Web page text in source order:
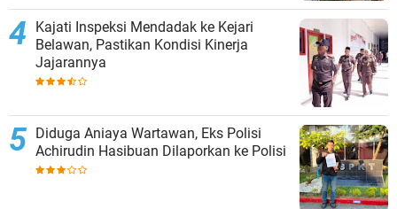
Kajati Inspeksi Mendadak ke Kejari
Belawan, Pastikan Kondisi Kinerja
Jajarannya
Diduga Aniaya Wartawan, Eks Polisi
Achirudin Hasibuan Dilaporkan ke Polisi